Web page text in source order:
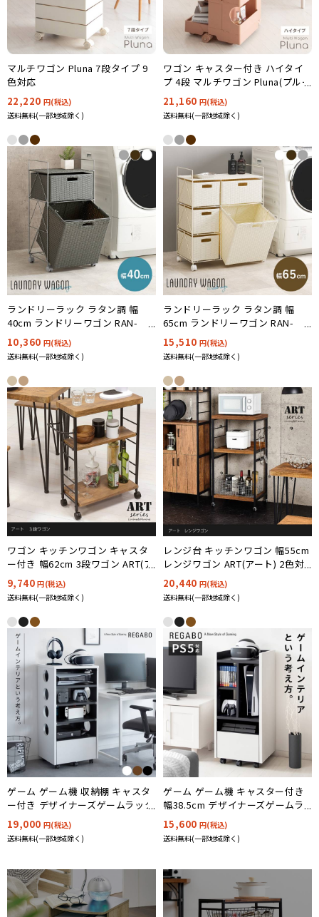
マルチワゴン Pluna 7段タイプ 9
色対応
22,220 円(税込)
送料無料(一部地域除く)
ワゴン キャスター付き ハイタイ
プ 4段 マルチワゴン Pluna(プルー
ナ) WG-H003 7色対応
21,160 円(税込)
送料無料(一部地域除く)
ランドリーラック ラタン調 幅
40cm ランドリーワゴン RAN-
2457 3色対応
10,360 円(税込)
送料無料(一部地域除く)
ランドリーラック ラタン調 幅
65cm ランドリーワゴン RAN-
2458 3色対応
15,510 円(税込)
送料無料(一部地域除く)
ワゴン キッチンワゴン キャスタ
ー付き 幅62cm 3段ワゴン ART(ア
ート) 2色対応
9,740円(税込)
送料無料(一部地域除く)
レンジ台 キッチンワゴン 幅55cm
レンジワゴン ART(アート) 2色対
応
20,440 円(税込)
送料無料(一部地域除く)
ゲーム ゲーム機 収納棚 キャスタ
ー付き デザイナーズゲームラック
REGABO(レガボ) 3色対応
19,000 円(税込)
送料無料(一部地域除く)
ゲーム ゲーム機 キャスター付き
幅38.5cm デザイナーズゲームラ
ック REGABO(レガボ) 3色対応
15,600 円(税込)
送料無料(一部地域除く)